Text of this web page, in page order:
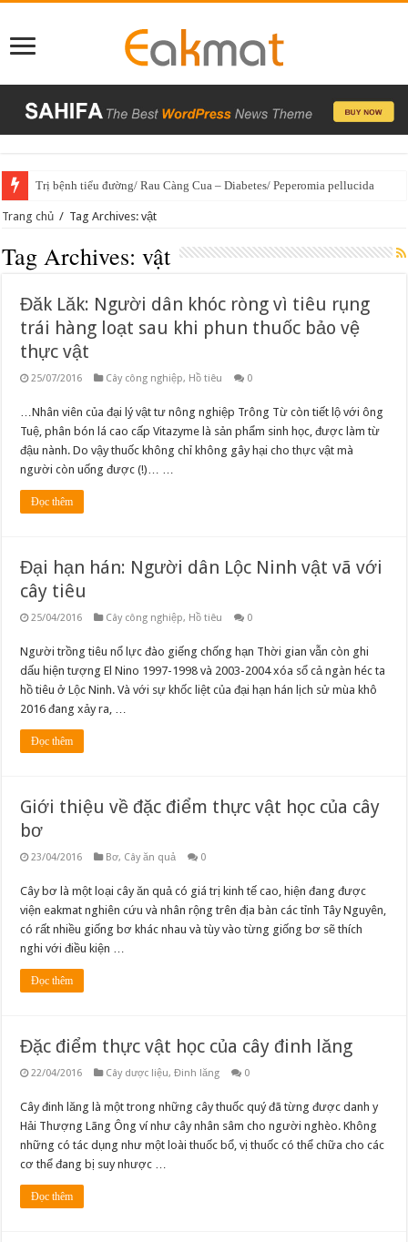
Trị bệnh tiểu đường/ Rau Càng Cua – Diabetes/ Peperomia pellucida
Trang chủ / Tag Archives: vật
Tag Archives:vật
Đăk Lăk: Người dân khóc ròng vì tiêu rụng
trái hàng loạt sau khi phun thuốc bảo vệ
thực vật
25/07/2016 Cây công nghiệp, Hồ tiêu 0
…Nhân viên của đại lý vật tư nông nghiệp Trông Từ còn tiết lộ với ông
Tuệ, phân bón lá cao cấp Vitazyme là sản phẩm sinh học, được làm từ
đậu nành. Do vậy thuốc không chỉ không gây hại cho thực vật mà
người còn uống được (!)… …
Đọc thêm
Đại hạn hán: Người dân Lộc Ninh vật vã với
cây tiêu
25/04/2016 Cây công nghiệp, Hồ tiêu 0
Người trồng tiêu nổ lực đào giếng chống hạn Thời gian vẫn còn ghi
dấu hiện tượng El Nino 1997-1998 và 2003-2004 xóa sổ cả ngàn héc ta
hồ tiêu ở Lộc Ninh. Và với sự khốc liệt của đại hạn hán lịch sử mùa khô
2016 đang xảy ra, …
Đọc thêm
Giới thiệu về đặc điểm thực vật học của cây
bơ
23/04/2016 Bơ, Cây ăn quả 0
Cây bơ là một loại cây ăn quả có giá trị kinh tế cao, hiện đang được
viện eakmat nghiên cứu và nhân rộng trên địa bàn các tỉnh Tây Nguyên,
có rất nhiều giống bơ khác nhau và tùy vào từng giống bơ sẽ thích
nghi với điều kiện …
Đọc thêm
Đặc điểm thực vật học của cây đinh lăng
22/04/2016 Cây dược liệu,Đinh lăng 0
Cây đinh lăng là một trong những cây thuốc quý đã từng được danh y
Hải Thượng Lãng Ông ví như cây nhân sâm cho người nghèo. Không
những có tác dụng như một loài thuốc bổ, vị thuốc có thể chữa cho các
cơ thể đang bị suy nhược …
Đọc thêm